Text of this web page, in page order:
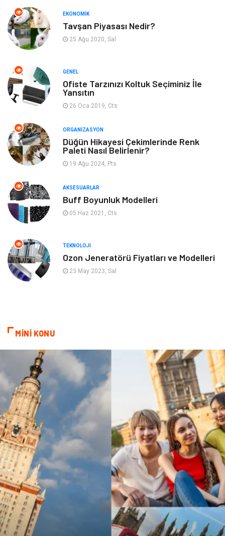
Otomotiv
Tatil
Yeme & İçme Spor
Gençlik & Eğlence Keyif & Hobi
Aksesuarlar
Mobilya
Gayrimenkul
Ev İşleri
Astroloji
Kına Gecesi genel blog
Sigorta Veteriner
kadınlar ve takı sağlık
Spor Malzemeleri
EKONOMIK
Tavşan Piyasası Nedir?
25 Ağu 2020, Sal
GENEL
Ofiste Tarzınızı Koltuk Seçiminiz İle
Yansıtın
26 Oca 2019, Cts
ORGANIZASYON
Düğün Hikayesi Çekimlerinde Renk
Paleti Nasıl Belirlenir?
19 Ağu 2024, Pts
AKSESUARLAR
Buff Boyunluk Modelleri
05 Haz 2021, Cts
TEKNOLOJI
Ozon Jeneratörü Fiyatları ve Modelleri
23 May 2023, Sal
MİNİ KONU